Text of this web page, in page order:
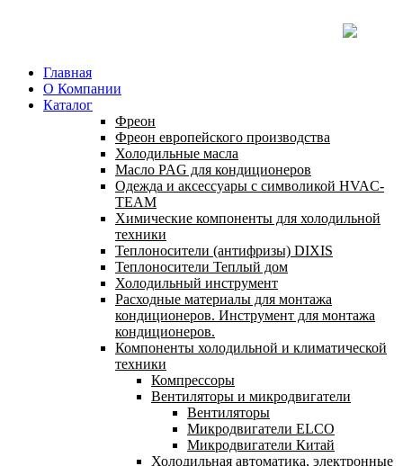
Главная
О Компании
Каталог
Фреон
Фреон европейского производства
Холодильные масла
Масло PAG для кондиционеров
Одежда и аксессуары с символикой HVAC-
TEAM
Химические компоненты для холодильной
техники
Теплоносители (антифризы) DIXIS
Теплоносители Теплый дом
Холодильный инструмент
Расходные материалы для монтажа
кондиционеров. Инструмент для монтажа
кондиционеров.
Компоненты холодильной и климатической
техники
Компрессоры
Вентиляторы и микродвигатели
Вентиляторы
Микродвигатели ELCO
Микродвигатели Китай
Холодильная автоматика, электронные